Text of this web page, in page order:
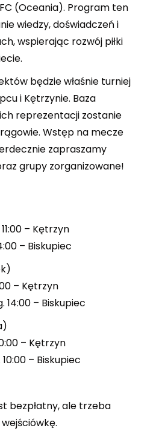
(Oceania). Program ten
wiedzy, doświadczeń i
wspierając rozwój piłki
będzie właśnie turniej
i Kętrzynie. Baza
reprezentacji zostanie
Wstęp na mecze
zapraszamy
grupy zorganizowane!
– Kętrzyn
– Biskupiec
– Kętrzyn
14:00 – Biskupiec
– Kętrzyn
– Biskupiec
bezpłatny, ale trzeba